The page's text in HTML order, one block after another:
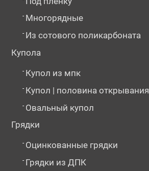
- Многорядные
- Из сотового поликарбоната
Купола
- Купол из мпк
- Купол | половина открывания
- Овальный купол
Грядки
- Оцинкованные грядки
- Грядки из ДПК